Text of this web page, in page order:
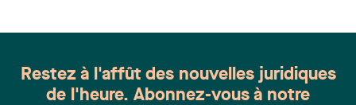
Restez à l'affût des nouvelles juridiques
de l'heure. Abonnez-vous à notre